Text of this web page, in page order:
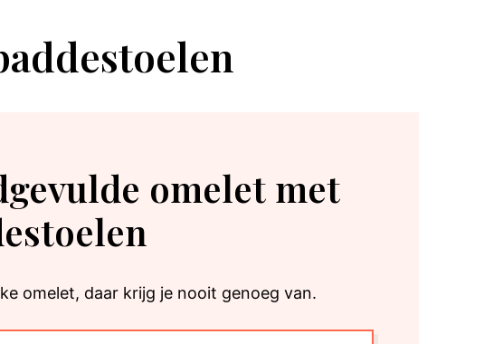
omelet met
omelet, daar krijg je nooit genoeg van.